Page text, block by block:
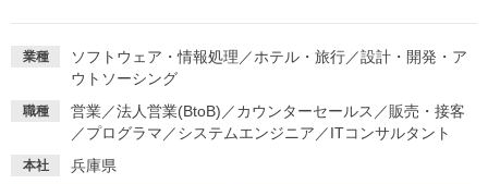
採用情報を探す
説明会を探す
インターンを探す
イベントを探す スカウト お知らせ
業種 ソフトウェア・情報処理 ／ホテル・旅行／設計・開発・ア
ウトソーシング
職種 営業／法人営業(BtoB) ／カウンターセールス ／販売・接客
／プログラマ ／システムエンジニア ／ITコンサルタント
本社 兵庫県